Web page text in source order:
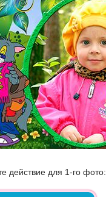
действие для 1-го фото: